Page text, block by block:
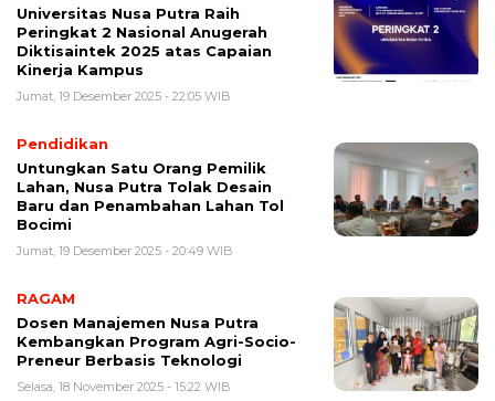
Universitas Nusa Putra Raih
Peringkat 2 Nasional Anugerah
Diktisaintek 2025 atas Capaian
Kinerja Kampus
Jumat, 19 Desember 2025 - 22:05 WIB
Pendidikan
Untungkan Satu Orang Pemilik
Lahan, Nusa Putra Tolak Desain
Baru dan Penambahan Lahan Tol
Bocimi
Jumat, 19 Desember 2025 - 20:49 WIB
RAGAM
Dosen Manajemen Nusa Putra
Kembangkan Program Agri-Socio-
Preneur Berbasis Teknologi
Selasa, 18 November 2025 - 15:22 WIB